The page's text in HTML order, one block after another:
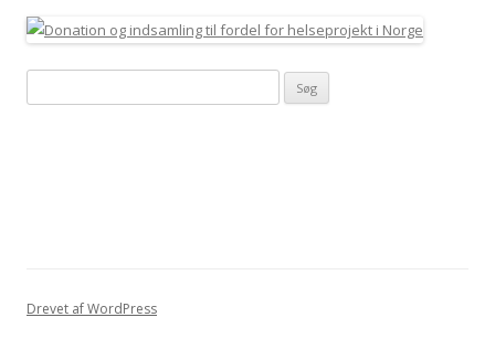
efter:
Drevet af WordPress